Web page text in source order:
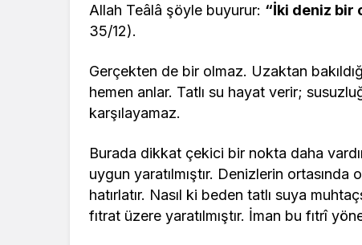
Allah Teâlâ şöyle buyurur: “İki deniz bir
35/12).
Gerçekten de bir olmaz. Uzaktan
hemen anlar. Tatlı su hayat verir;
karşılayamaz.
Burada dikkat çekici bir nokta daha
uygun yaratılmıştır. Denizlerin
hatırlatır. Nasıl ki beden tatlı suya
fıtrat üzere yaratılmıştır. İman bu fıtrî